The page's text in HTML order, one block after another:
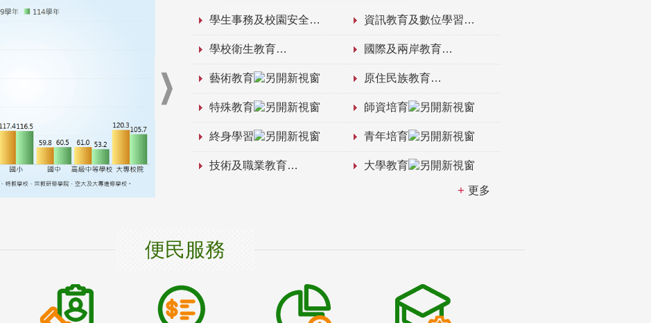
學生事務及校園安全 資訊教育及數位學習
學校衛生教育 國際及兩岸教育
藝術教育 原住民族教育
特殊教育 師資培育
終身學習 青年培育
技術及職業教育 大學教育
更多
便民服務